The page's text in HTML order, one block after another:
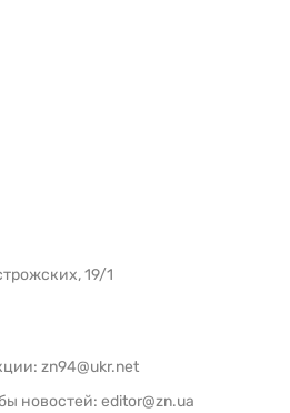
19/1
zn94@ukr.net
новостей: editor@zn.ua